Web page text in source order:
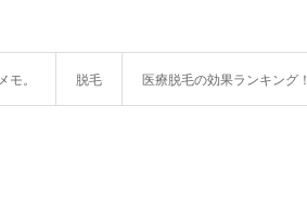
モ。 脱毛 医療脱毛の効果ランキング